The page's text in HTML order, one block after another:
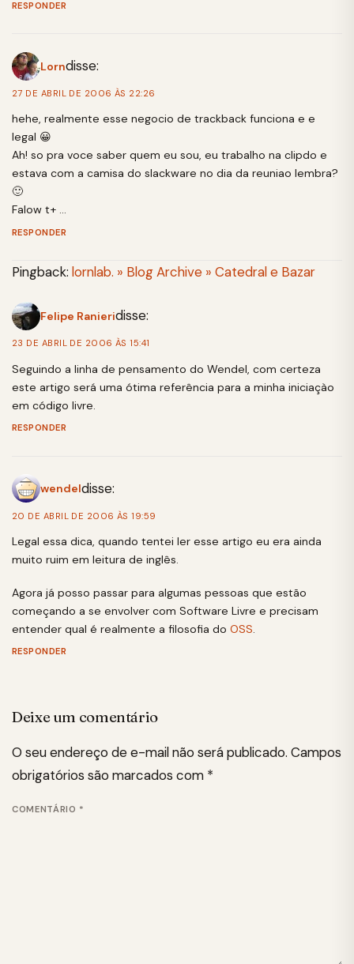
RESPONDER
Lorndisse:
27 DE ABRIL DE 2006 ÀS 22:26
hehe, realmente esse negocio de trackback funciona e e
legal 😀
Ah! so pra voce saber quem eu sou, eu trabalho na clipdo e
estava com a camisa do slackware no dia da reuniao lembra?
🙂
Falow t+ …
RESPONDER
Pingback: lornlab. » Blog Archive » Catedral e Bazar
Felipe Ranieridisse:
23 DE ABRIL DE 2006 ÀS 15:41
Seguindo a linha de pensamento do Wendel, com certeza
este artigo será uma ótima referência para a minha iniciaçào
em código livre.
RESPONDER
wendeldisse:
20 DE ABRIL DE 2006 ÀS 19:59
Legal essa dica, quando tentei ler esse artigo eu era ainda
muito ruim em leitura de inglês.
Agora já posso passar para algumas pessoas que estão
começando a se envolver com Software Livre e precisam
entender qual é realmente a filosofia do OSS
RESPONDER
Deixe um comentário
O seu endereço de e-mail não será publicado. Campos
obrigatórios são marcados com *
COMENTÁRIO *